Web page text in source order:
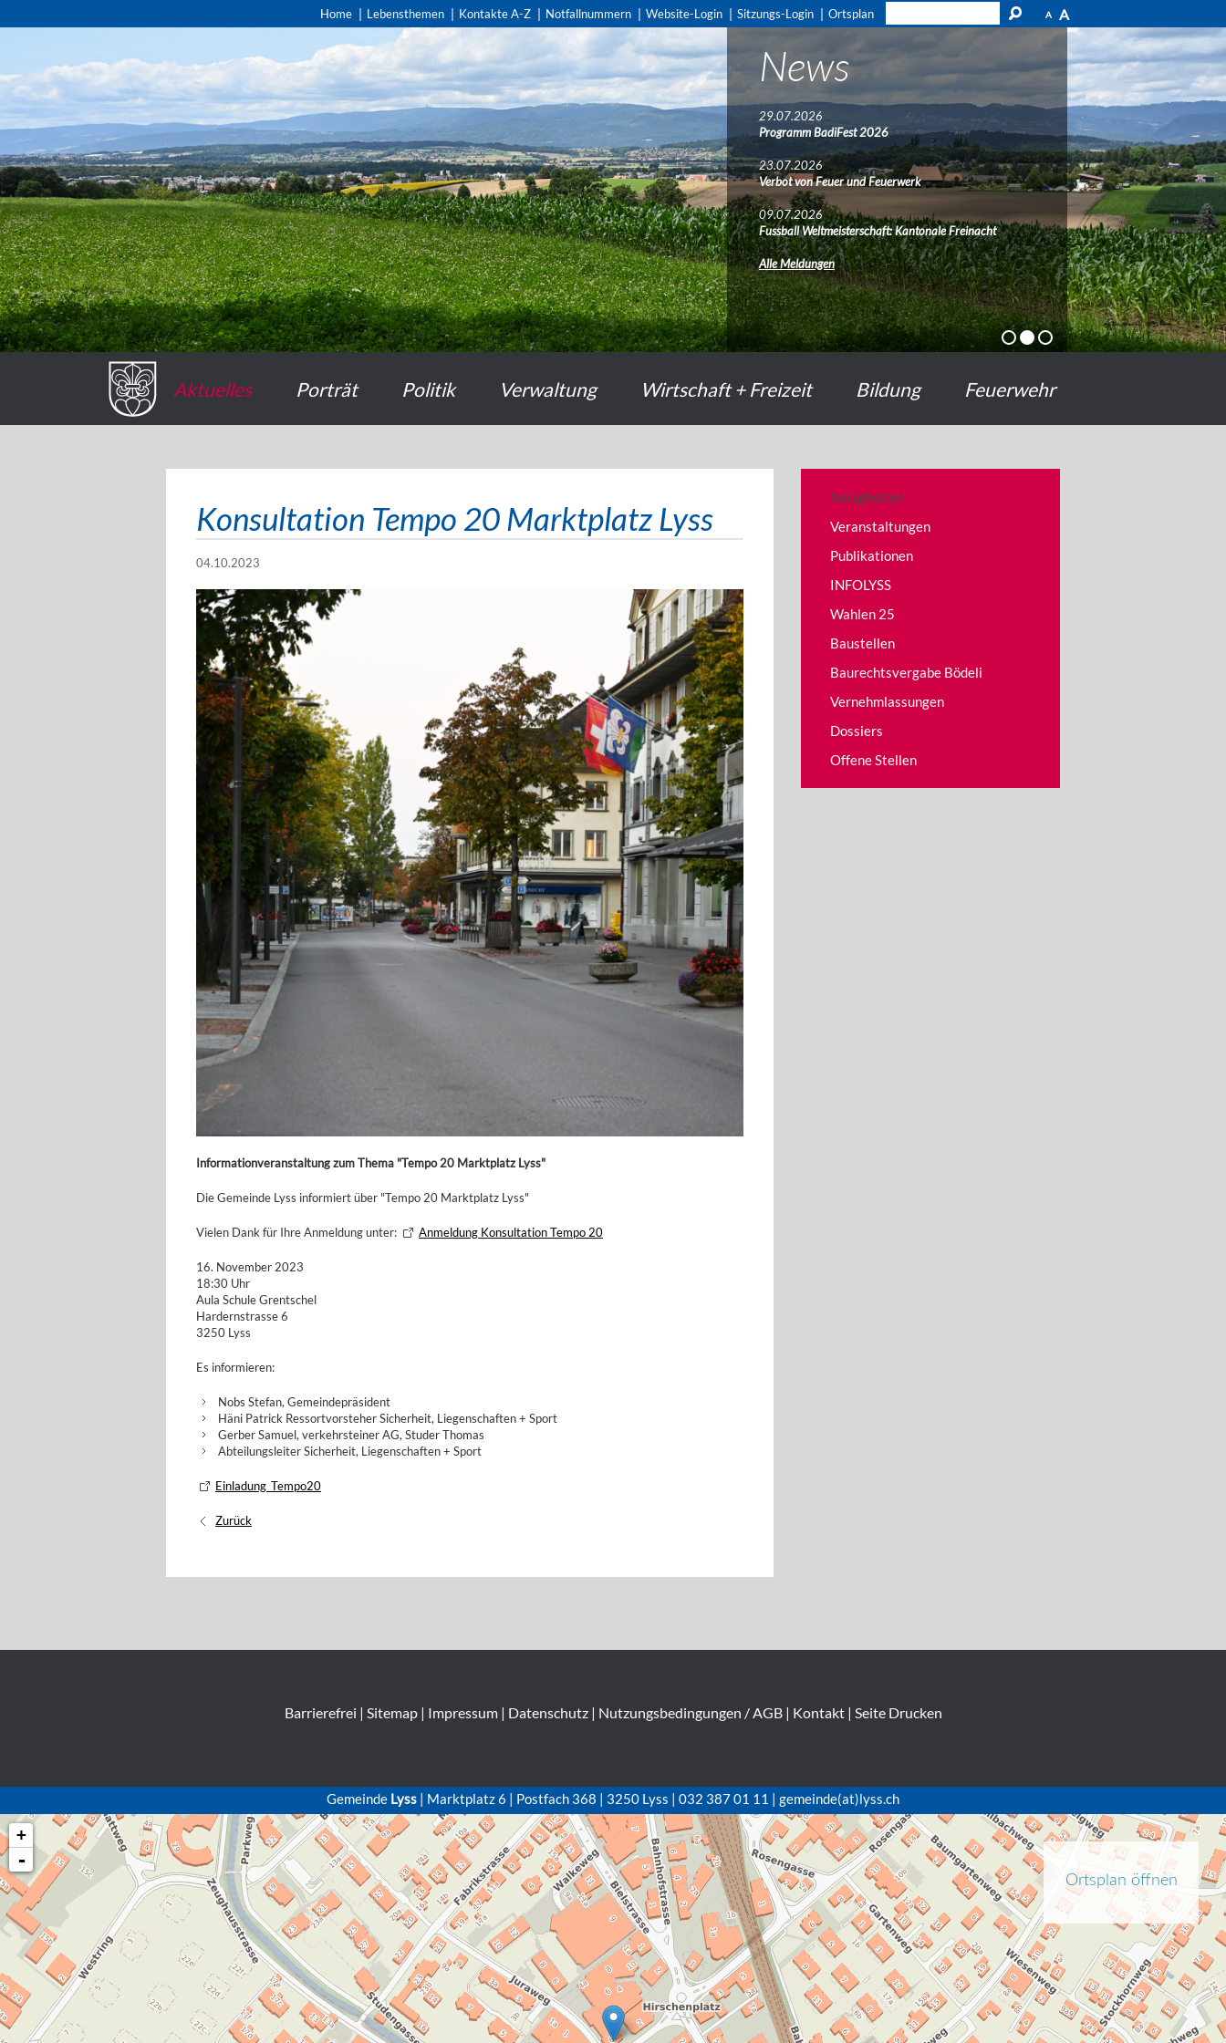
A A
Home Lebensthemen Kontakte A-Z Notfallnummern Website-Login Sitzungs-Login Ortsplan
News
29.07.2026
Programm BadiFest 2026
23.07.2026
Verbot von Feuer und Feuerwerk
09.07.2026
Fussball Weltmeisterschaft: Kantonale Freinacht
Alle Meldungen
Aktuelles Porträt Politik Verwaltung Wirtschaft + Freizeit Bildung Feuerwehr
Konsultation Tempo 20 Marktplatz Lyss
04.10.2023
Informationveranstaltung zum Thema "Tempo 20 Marktplatz Lyss"
Die Gemeinde Lyss informiert über "Tempo 20 Marktplatz Lyss"
Vielen Dank für Ihre Anmeldung unter: Anmeldung Konsultation Tempo 20
16. November 2023
18:30 Uhr
Aula Schule Grentschel
Hardernstrasse 6
3250 Lyss
Es informieren:
Nobs Stefan, Gemeindepräsident
Häni Patrick Ressortvorsteher Sicherheit, Liegenschaften + Sport
Gerber Samuel, verkehrsteiner AG, Studer Thomas
Abteilungsleiter Sicherheit, Liegenschaften + Sport
Einladung_Tempo20
Zurück
Neuigkeiten
Veranstaltungen
Publikationen
INFOLYSS
Wahlen 25
Baustellen
Baurechtsvergabe Bödeli
Vernehmlassungen
Dossiers
Offene Stellen
Barrierefrei | Sitemap| Impressum| Datenschutz| Nutzungsbedingungen / AGB| Kontakt| Seite Drucken
Gemeinde Lyss | Marktplatz 6 | Postfach 368 | 3250 Lyss | 032 387 01 11 | gemeinde(at)lyss.ch